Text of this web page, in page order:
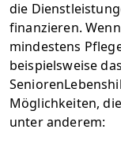
die
finanzieren.
mindestens
beispielsweise
Möglichkeiten,
unter anderem: